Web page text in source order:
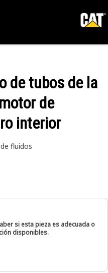
de tubos de la
de
interior
fluidos
si esta pieza es adecuada o
disponibles.